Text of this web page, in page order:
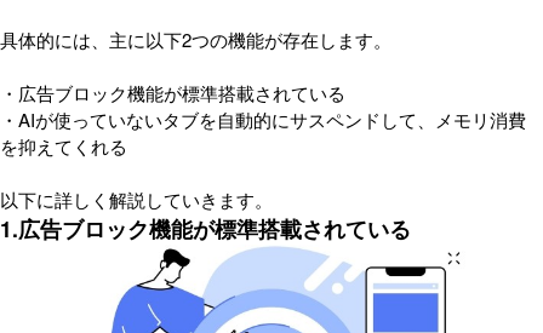
具体的には、主に以下2つの機能が存在します。
・広告ブロック機能が標準搭載されている
・AIが使っていないタブを自動的にサスペンドして、メモリ消費
を抑えてくれる
以下に詳しく解説していきます。
1.広告ブロック機能が標準搭載されている